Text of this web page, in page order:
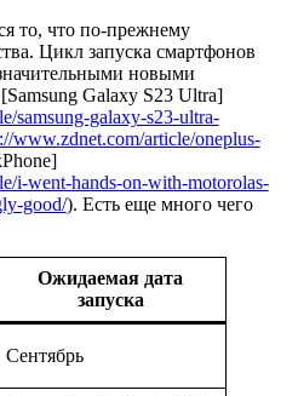
то, что по-прежнему
Цикл запуска смартфонов
новыми
Galaxy S23 Ultra]
samsung-galaxy-s23-ultra-
www.zdnet.com/article/oneplus-
i-went-hands-on-with-motorolas-
good/). Есть еще много чего
Ожидаемая дата
запуска
Сентябрь